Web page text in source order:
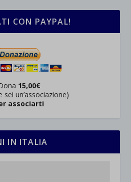
CON PAYPAL!
15,00€
sei un’associazione)
associarti
IN ITALIA